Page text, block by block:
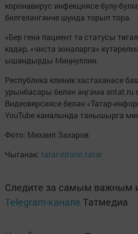
коронавирус инфекциясе булу-
билгеләнгәнче шунда торып тора.
«Бер генә пациент та статусы
кадәр, «чиста зоналарга»
ышандырды Миңнуллин.
Республика клиник хастаханәсе
урынбасары белән әңгәмә
Видеоверсиясе белән «Татар-
YouTube каналында танышырга
Фото: Михаил Захаров
Чыганак: tatar-inform.tatar
Следите за самым важным
Telegram-канале Татмедиа